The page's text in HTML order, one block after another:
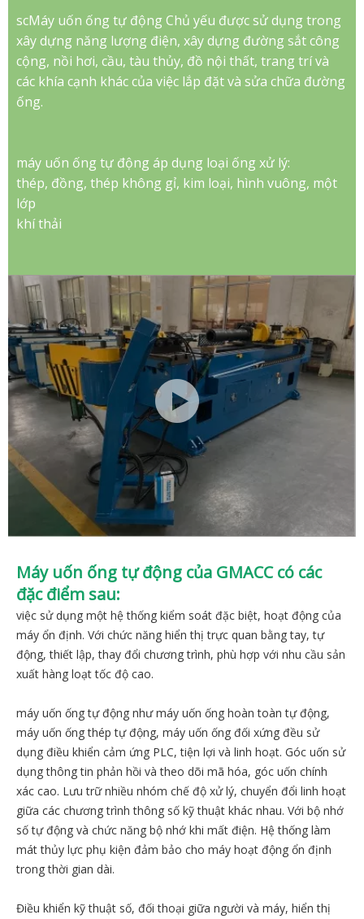
scMáy uốn ống tự động Chủ yếu được sử dụng trong
xây dựng năng lượng điện, xây dựng đường sắt công
cộng, nồi hơi, cầu, tàu thủy, đồ nội thất, trang trí và
các khía cạnh khác của việc lắp đặt và sửa chữa đường
ống.
máy uốn ống tự động áp dụng loại ống xử lý:
thép, đồng, thép không gỉ, kim loại, hình vuông, một
lớp
khí thải
Máy uốn ống tự động của GMACC có các
đặc điểm sau:
việc sử dụng một hệ thống kiểm soát đặc biệt, hoạt động của
máy ổn định. Với chức năng hiển thị trực quan bằng tay, tự
động, thiết lập, thay đổi chương trình, phù hợp với nhu cầu sản
xuất hàng loạt tốc độ cao.
máy uốn ống tự động như máy uốn ống hoàn toàn tự động,
máy uốn ống thép tự động, máy uốn ống đối xứng đều sử
dụng điều khiển cảm ứng PLC, tiện lợi và linh hoạt. Góc uốn sử
dụng thông tin phản hồi và theo dõi mã hóa, góc uốn chính
xác cao. Lưu trữ nhiều nhóm chế độ xử lý, chuyển đổi linh hoạt
giữa các chương trình thông số kỹ thuật khác nhau. Với bộ nhớ
số tự động và chức năng bộ nhớ khi mất điện. Hệ thống làm
mát thủy lực phụ kiện đảm bảo cho máy hoạt động ổn định
trong thời gian dài.
Điều khiển kỹ thuật số, đối thoại giữa người và máy, hiển thị